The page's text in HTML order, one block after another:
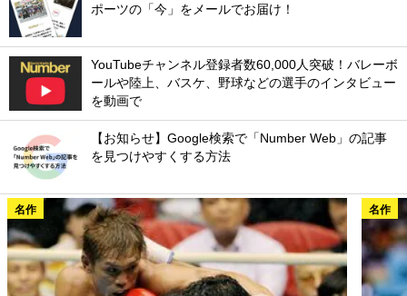
ポーツの「今」をメールでお届け！
YouTubeチャンネル登録者数60,000人突破！バレーボ
ールや陸上、バスケ、野球などの選手のインタビュー
を動画で
【お知らせ】Google検索で「Number Web」の記事
を見つけやすくする方法
名作 名作